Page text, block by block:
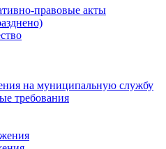
правовые акты
на муниципальную службу
требования